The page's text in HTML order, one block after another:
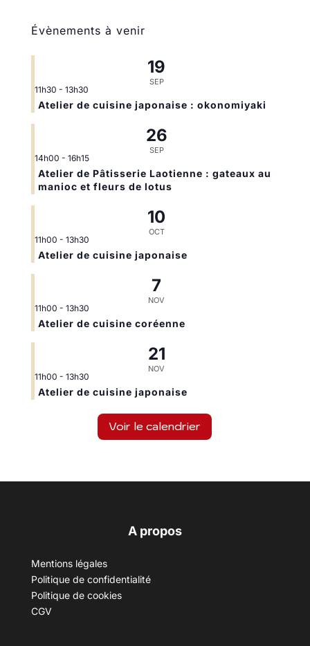
Évènements à venir
19
SEP
11h30 - 13h30
Atelier de cuisine japonaise : okonomiyaki
26
SEP
14h00 - 16h15
Atelier de Pâtisserie Laotienne : gateaux au
manioc et fleurs de lotus
10
OCT
11h00 - 13h30
Atelier de cuisine japonaise
7
NOV
11h00 - 13h30
Atelier de cuisine coréenne
21
NOV
11h00 - 13h30
Atelier de cuisine japonaise
Voir le calendrier
A propos
Mentions légales
Politique de confidentialité
Politique de cookies
CGV